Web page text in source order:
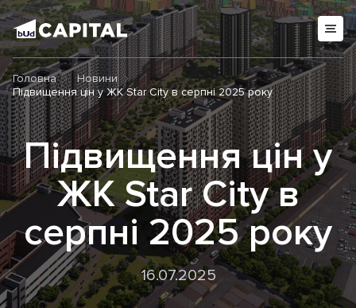
Головна
Новини
Підвищення цін у ЖК Star City в серпні 2025 року
Підвищення цін у
ЖК Star City в
серпні 2025 року
16.07.2025